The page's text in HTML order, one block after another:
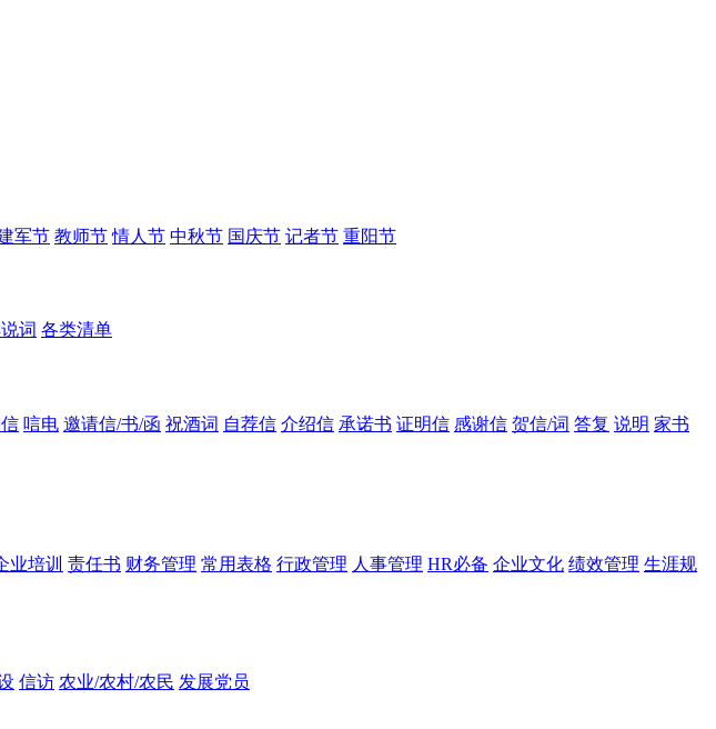
军节 教师节 情人节 中秋节 国庆节 记者节 重阳节
词 各类清单
唁电 邀请信/书/函 祝酒词 自荐信 介绍信 承诺书 证明信 感谢信 贺信/词 答复 说明 家书
业培训 责任书 财务管理 常用表格 行政管理 人事管理 HR必备 企业文化 绩效管理 生涯规
信访 农业/农村/农民 发展党员